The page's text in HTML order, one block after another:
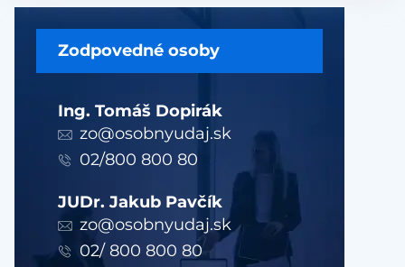
Zodpovedné osoby
Ing. Tomáš Dopirák
zo@osobnyudaj.sk
02/800 800 80
JUDr. Jakub Pavčík
zo@osobnyudaj.sk
02/ 800 800 80